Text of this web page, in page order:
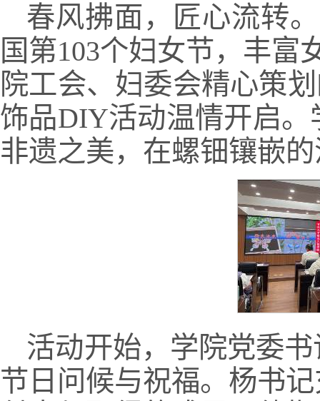
春风拂面，匠心流转
国第103个妇女节，丰富
院工会、妇委会精心策
饰品DIY活动温情开启
非遗之美，在螺钿镶嵌
活动开始，学院党委
节日问候与祝福。杨书